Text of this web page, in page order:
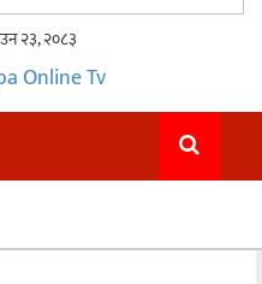
२३, २०८३
Online Tv